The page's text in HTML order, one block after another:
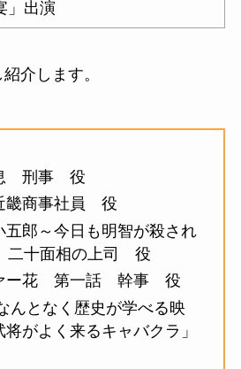
」出演
介します。
刑事 役
商事社員 役
五郎～今日も明智が殺され
二十面相の上司 役
ー花 第一話 幹事 役
んとなく歴史が学べる映
がよく来るキャバクラ」